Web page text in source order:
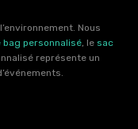
Nous
bag personnalisé , le sac
représente un